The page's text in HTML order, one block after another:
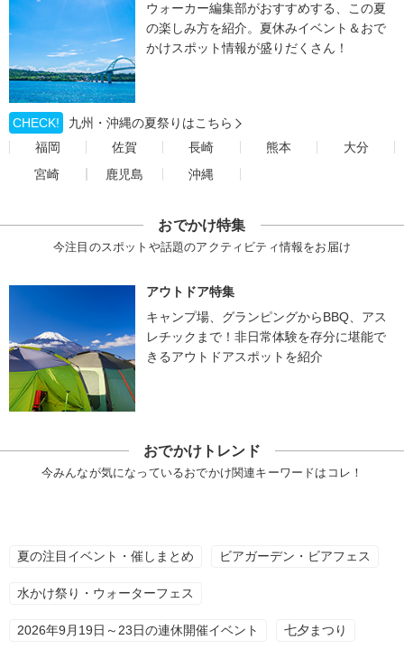
ウォーカー編集部がおすすめする、この夏
の楽しみ方を紹介。夏休みイベント＆おで
かけスポット情報が盛りだくさん！
CHECK!
九州・沖縄の夏祭りはこちら
福岡
佐賀 長崎 熊本
大分
宮崎
鹿児島 沖縄
おでかけ特集
今注目のスポットや話題のアクティビティ情報をお届け
アウトドア特集
キャンプ場、グランピングからBBQ、アス
レチックまで！非日常体験を存分に堪能で
きるアウトドアスポットを紹介
おでかけトレンド
今みんなが気になっているおでかけ関連キーワードはコレ！
夏の注目イベント・催しまとめ ビアガーデン・ビアフェス
水かけ祭り・ウォーターフェス
2026年9月19日～23日の連休開催イベント 七夕まつり